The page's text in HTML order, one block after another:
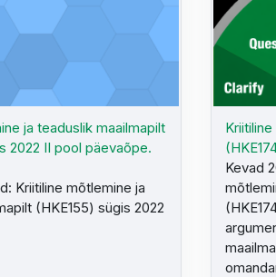
ja teaduslik maailmapilt
2022 II pool päevaõpe.
Kriitiline mõtlemine ja
(HKE155) sügis 2022
Kevad